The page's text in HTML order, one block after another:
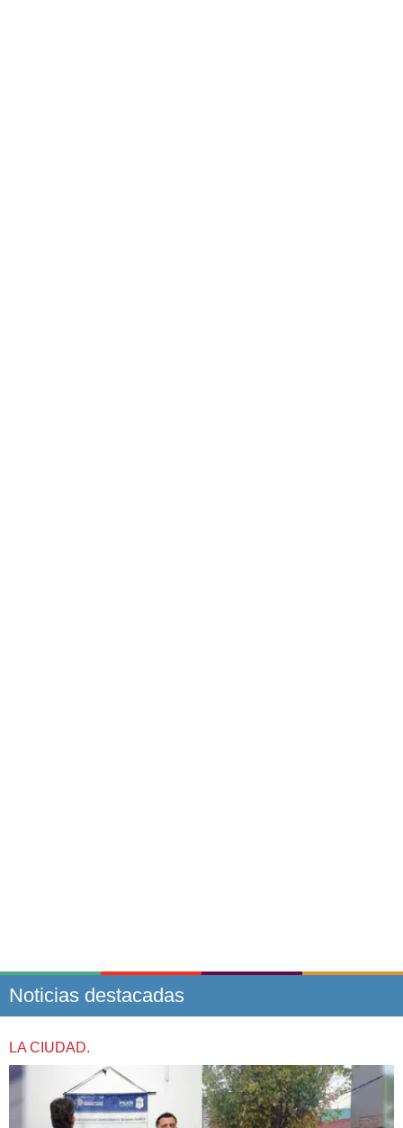
Noticias destacadas
LA CIUDAD.